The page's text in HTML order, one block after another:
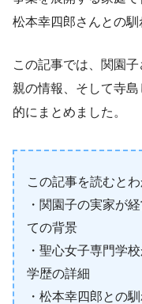
松本幸四郎さんとの馴
この記事では、関園
親の情報、そして寺
的にまとめました。
この記事を読むと
・関園子の実家が
ての背景
・聖心女子専門学
学歴の詳細
・松本幸四郎との